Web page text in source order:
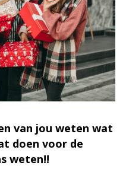
van jou weten wat
doen voor de
weten!!